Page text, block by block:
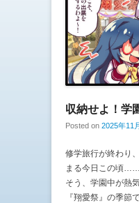
収納せよ！学
Posted on 2025年11
修学旅行が終わり
まる今日この頃……
そう、学園中が熱
『翔愛祭』の季節